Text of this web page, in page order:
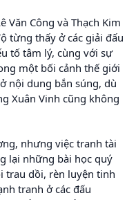
Công và Thạch Kim
từng thấy ở các giải đấu
tố tâm lý, cùng với sự
một bối cảnh thế giới
nội dung bắn súng, dù
Xuân Vinh cũng không
nhưng việc tranh tài
lại những bài học quý
trau dồi, rèn luyện tinh
tranh ở các đấu